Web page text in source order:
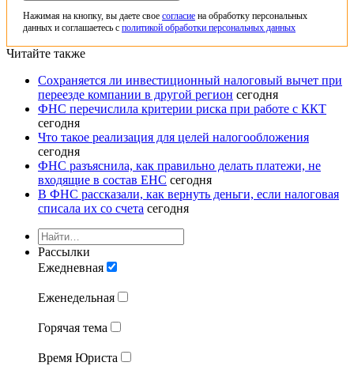
Нажимая на кнопку, вы даете свое согласие на обработку персональных
данных и соглашаетесь с политикой обработки персональных данных
Читайте также
Сохраняется ли инвестиционный налоговый вычет при
переезде компании в другой регион сегодня
ФНС перечислила критерии риска при работе с ККТ
сегодня
Что такое реализация для целей налогообложения
сегодня
ФНС разъяснила, как правильно делать платежи, не
входящие в состав ЕНС сегодня
В ФНС рассказали, как вернуть деньги, если налоговая
списала их со счета сегодня
Рассылки
Ежедневная
Еженедельная
Горячая тема
Время Юриста